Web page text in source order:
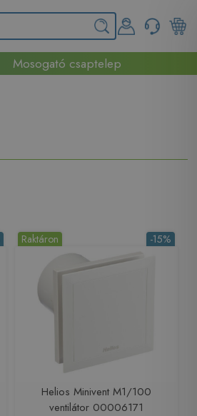
Mosogató csaptelep
-15%
Raktáron
Helios Minivent M1/100
ventilátor 00006171